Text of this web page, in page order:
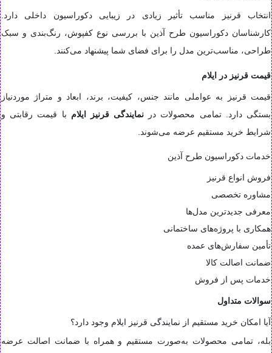
انتخاب قرنیز مناسب تأثیر زیادی در زیبایی دکوراسیون داخلی دارد.
کارشناسان دکوراسیون طرح آذین با بررسی نوع کفپوش، رنگ‌بندی و سبک
طراحی، مناسب‌ترین مدل را برای فضای شما پیشنهاد می‌کنند.
قیمت قرنیز در ایلام
قیمت قرنیز به عواملی مانند جنس، کیفیت، برند، ابعاد و متراژ موردنیاز
بستگی دارد. تمامی محصولات در نمایندگی قرنیز ایلام با قیمت رقابتی و
شرایط خرید مستقیم عرضه می‌شوند.
خدمات دکوراسیون طرح آذین
فروش انواع قرنیز
مشاوره تخصصی
معرفی جدیدترین مدل‌ها
همکاری با پروژه‌های ساختمانی
تأمین سفارش‌های عمده
ضمانت اصالت کالا
خدمات پس از فروش
سوالات متداول
آیا امکان خرید مستقیم از نمایندگی قرنیز ایلام وجود دارد؟
بله، تمامی محصولات به‌صورت مستقیم و همراه با ضمانت اصالت عرضه